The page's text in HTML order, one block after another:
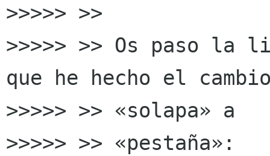
>>>>> >>
>>>>> >> Os paso la
que he hecho el
>>>>> >> «solapa» a
>>>>> >> «pestaña»: